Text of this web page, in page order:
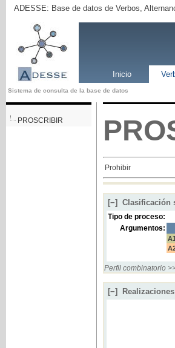
ADESSE: Base de datos de Verbos,
Inicio
Sistema de consulta de la base de datos
PROSCRIBIR
Prohibir
[−] Clasificación
Tipo de proceso:
Argumentos:
A1
Perfil combinatorio
[−]